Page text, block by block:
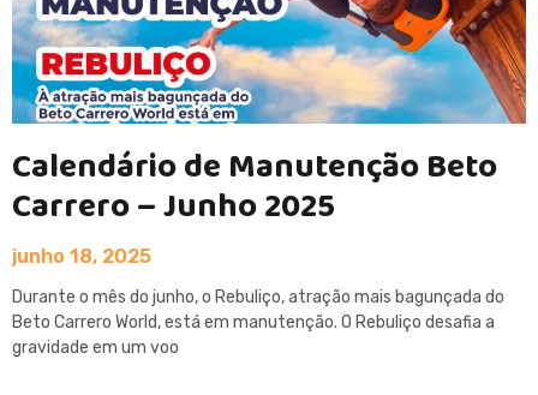
Calendário de Manutenção Beto
Carrero – Junho 2025
junho 18, 2025
Durante o mês do junho, o Rebuliço, atração mais bagunçada do
Beto Carrero World, está em manutenção. O Rebuliço desafia a
gravidade em um voo